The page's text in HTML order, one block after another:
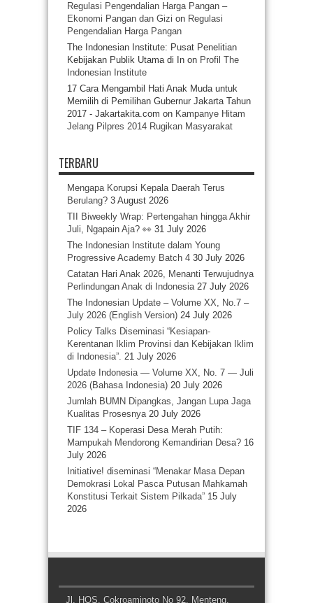
Regulasi Pengendalian Harga Pangan –
Ekonomi Pangan dan Gizi on Regulasi
Pengendalian Harga Pangan
The Indonesian Institute: Pusat Penelitian
Kebijakan Publik Utama di In on Profil The
Indonesian Institute
17 Cara Mengambil Hati Anak Muda untuk
Memilih di Pemilihan Gubernur Jakarta Tahun
2017 - Jakartakita.com on Kampanye Hitam
Jelang Pilpres 2014 Rugikan Masyarakat
TERBARU
Mengapa Korupsi Kepala Daerah Terus
Berulang? 3 August 2026
TII Biweekly Wrap: Pertengahan hingga Akhir
Juli, Ngapain Aja? 👀 31 July 2026
The Indonesian Institute dalam Young
Progressive Academy Batch 4 30 July 2026
Catatan Hari Anak 2026, Menanti Terwujudnya
Perlindungan Anak di Indonesia 27 July 2026
The Indonesian Update – Volume XX, No.7 –
July 2026 (English Version) 24 July 2026
Policy Talks Diseminasi “Kesiapan-
Kerentanan Iklim Provinsi dan Kebijakan Iklim
di Indonesia”. 21 July 2026
Update Indonesia — Volume XX, No. 7 — Juli
2026 (Bahasa Indonesia) 20 July 2026
Jumlah BUMN Dipangkas, Jangan Lupa Jaga
Kualitas Prosesnya 20 July 2026
TIF 134 – Koperasi Desa Merah Putih:
Mampukah Mendorong Kemandirian Desa? 16
July 2026
Initiative! diseminasi “Menakar Masa Depan
Demokrasi Lokal Pasca Putusan Mahkamah
Konstitusi Terkait Sistem Pilkada” 15 July
2026
Jl. HOS. Cokroaminoto No 92, Menteng,